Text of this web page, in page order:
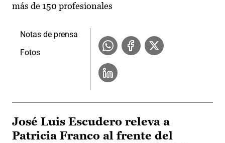
más de 150 profesionales
Notas de prensa
Fotos
José Luis Escudero releva a
Patricia Franco al frente del